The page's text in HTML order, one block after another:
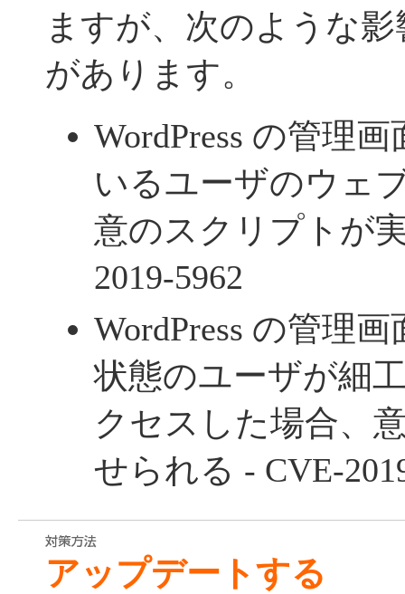
ますが、次のような
があります。
WordPress の管理
いるユーザのウェ
意のスクリプトが
2019-5962
WordPress の管理
状態のユーザが細
クセスした場合、
せられる - CVE-
アップデートする